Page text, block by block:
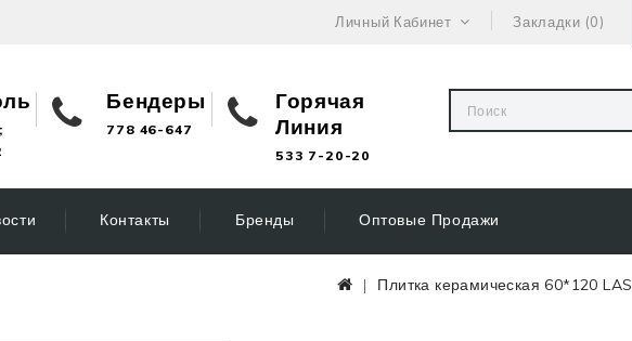
Личный Кабинет Закладки (0)
Бендеры
778 46-647
Горячая
Линия
533 7-20-20
Контакты Бренды Оптовые Продажи
Плитка керамическая 60*120